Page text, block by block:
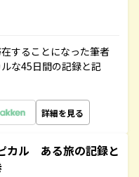
することになった筆者
な45日間の記録と記
詳細を見る
カル ある旅の記録と